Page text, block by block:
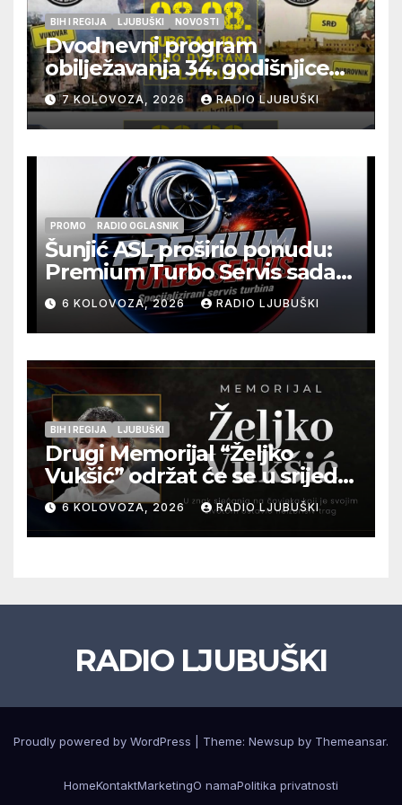
BIH I REGIJA LJUBUŠKI NOVOSTI
Dvodnevni program
obilježavanja 34. godišnjice
pogibije generala Blaža
Kraljevića i osmorice
pripadnika HOS-a
7 KOLOVOZA, 2026 RADIO LJUBUŠKI
PROMO RADIO OGLASNIK
Šunjić ASL proširio ponudu:
Premium Turbo Servis sada
na jednoj adresi u Ljubuškom
6 KOLOVOZA, 2026 RADIO LJUBUŠKI
BIH I REGIJA LJUBUŠKI
Drugi Memorijal “Željko
Vukšić” održat će se u srijedu
12. kolovoza u Otoku
6 KOLOVOZA, 2026 RADIO LJUBUŠKI
RADIO LJUBUŠKI
Proudly powered by WordPress Theme: Newsup by Themeansar.
HomeKontaktMarketingO namaPolitika privatnosti